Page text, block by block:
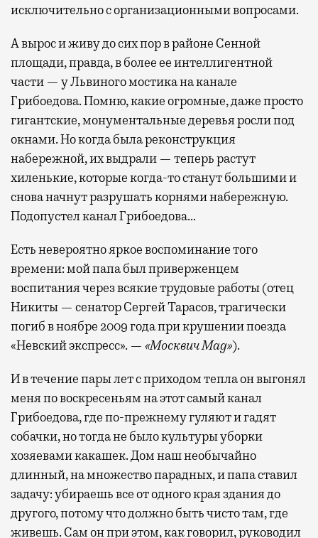
исключительно с организационными вопросами.
А вырос и живу до сих пор в районе Сенной
площади, правда, в более ее интеллигентной
части — у Львиного мостика на канале
Грибоедова. Помню, какие огромные, даже просто
гигантские, монументальные деревья росли под
окнами. Но когда была реконструкция
набережной, их выдрали — теперь растут
хиленькие, которые когда-то станут большими и
снова начнут разрушать корнями набережную.
Подопустел канал Грибоедова…
Есть невероятно яркое воспоминание того
времени: мой папа был приверженцем
воспитания через всякие трудовые работы (отец
Никиты — сенатор Сергей Тарасов, трагически
погиб в ноябре 2009 года при крушении поезда
«Невский экспресс». — «Москвич Mag»).
И в течение пары лет с приходом тепла он выгонял
меня по воскресеньям на этот самый канал
Грибоедова, где по-прежнему гуляют и гадят
собачки, но тогда не было культуры уборки
хозяевами какашек. Дом наш необычайно
длинный, на множество парадных, и папа ставил
задачу: убираешь все от одного края здания до
другого, потому что должно быть чисто там, где
живешь. Сам он при этом, как говорил, руководил